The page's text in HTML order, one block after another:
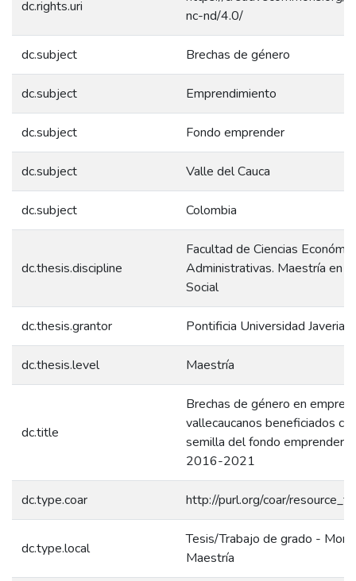
dc.rights.uri
nc-nd/4.0/
dc.subject Brechas de género
dc.subject Emprendimiento
dc.subject Fondo emprender
dc.subject Valle del Cauca
dc.subject Colombia
dc.thesis.discipline
Facultad de Ciencias
Administrativas. Maestría en
Social
dc.thesis.grantor Pontificia Universidad
dc.thesis.level Maestría
dc.title
Brechas de género en
vallecaucanos beneficiados
semilla del fondo emprender
2016-2021
dc.type.coar http://purl.org/coar/
dc.type.local
Tesis/Trabajo de grado -
Maestría